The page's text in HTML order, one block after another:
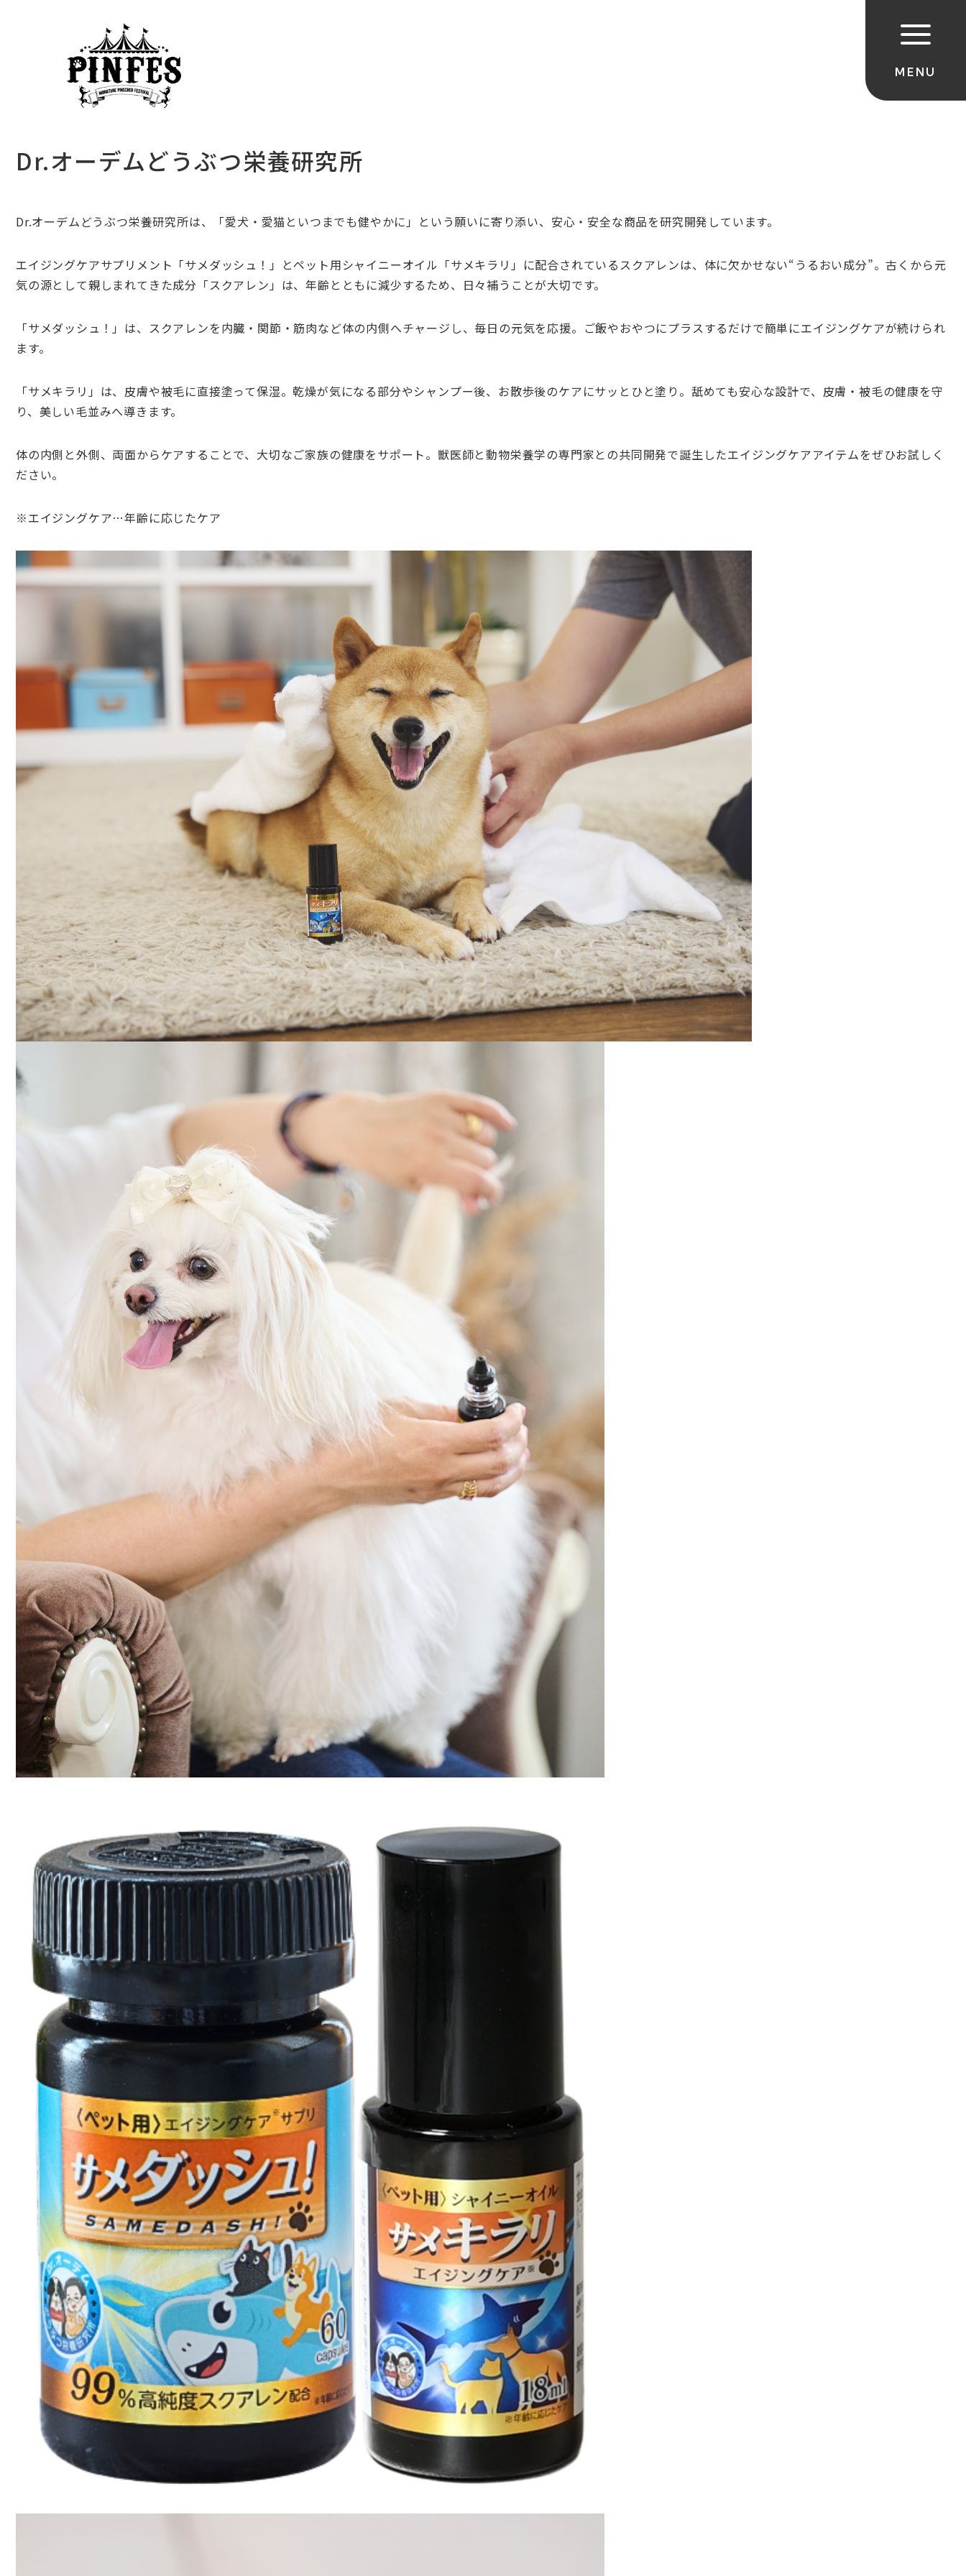
Dr.オーデムどうぶつ栄養研究所
Dr.オーデムどうぶつ栄養研究所は、「愛犬・愛猫といつまでも健やかに」という願いに寄り添い、安心・安全な商品を研究開発しています。
エイジングケアサプリメント「サメダッシュ！」とペット用シャイニーオイル「サメキラリ」に配合されているスクアレンは、体に欠かせない“ うるおい成分”。古くから元
気の源として親しまれてきた成分「スクアレン」は、年齢とともに減少するため、日々補うことが大切です。
「サメダッシュ！」は、スクアレンを内臓・関節・筋肉など体の内側へチャージし、毎日の元気を応援。ご飯やおやつにプラスするだけで簡単にエイジングケアが続けられ
ます。
「サメキラリ」は、皮膚や被毛に直接塗って保湿。乾燥が気になる部分やシャンプー後、お散歩後のケアにサッとひと塗り。舐めても安心な設計で、皮膚・被毛の健康を守
り、美しい毛並みへ導きます。
体の内側と外側、両面からケアすることで、大切なご家族の健康をサポート。獣医師と動物栄養学の専門家との共同開発で誕生したエイジングケアアイテムをぜひお試しく
ださい。
※エイジングケア…年齢に応じたケア